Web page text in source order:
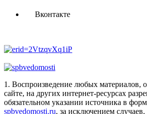
Вконтакте
1. Воспроизведение любых материалов,
сайте, на других интернет-ресурсах
обязательном указании источника в
spbvedomosti.ru, за исключением